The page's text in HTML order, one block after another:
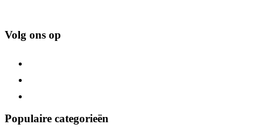
Volg ons op
Populaire categorieën